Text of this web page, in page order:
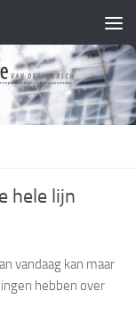
hele lijn
vandaag kan maar
hebben over